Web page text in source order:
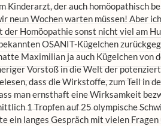
Kinderarzt, der auch homöopathisch
neun Wochen warten müssen! Aber
der Homöopathie sonst nicht viel am
OSANIT-Kügelchen
Maximilian ja auch Kügelchen von
Vorstoß in die Welt der
dass die Wirkstoffe, zum Teil in
man ernsthaft eine Wirksamkeit
1 Tropfen auf 25 olympische
ein langes Gespräch mit vielen Fragen